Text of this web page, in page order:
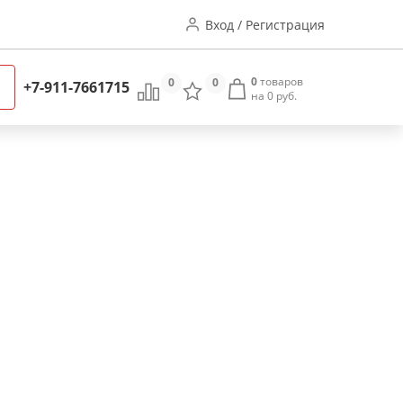
Вход / Регистрация
+7-911-7661715 0 0 0товаров
на 0 руб.